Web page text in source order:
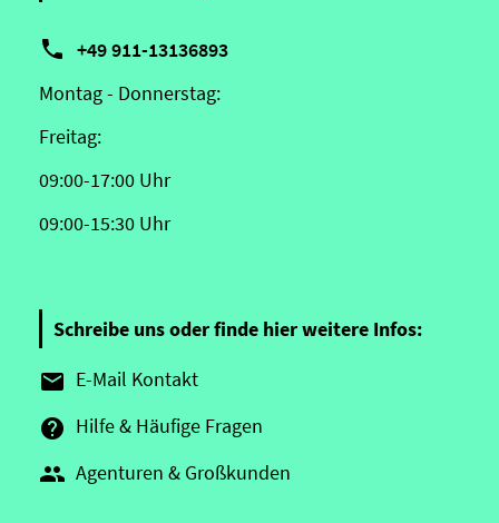
 +49 911-13136893
Montag - Donnerstag:
Freitag:
09:00-17:00 Uhr
09:00-15:30 Uhr
Schreibe uns oder finde hier weitere Infos:
 E-Mail Kontakt
 Hilfe & Häufige Fragen
 Agenturen & Großkunden